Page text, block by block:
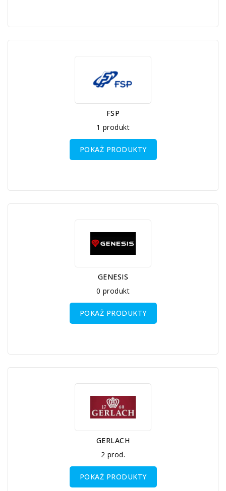
FSP
1 produkt
POKAŻ PRODUKTY
GENESIS
0 produkt
POKAŻ PRODUKTY
GERLACH
2 prod.
POKAŻ PRODUKTY